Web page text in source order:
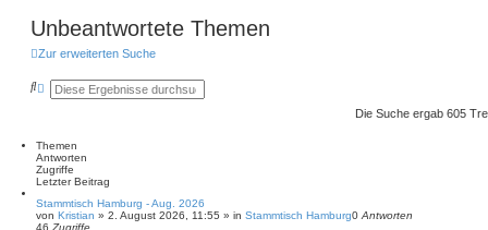
Unbeantwortete Themen
Zur erweiterten Suche
S E
t
e
r
t
e
S
Die Suche ergab 605
Themen
Antworten
Zugriffe
Letzter Beitrag
Stammtisch Hamburg - Aug. 2026
von Kristian » 2. August 2026, 11:55 » in Stammtisch Hamburg0 Antworten
46 Zugriffe